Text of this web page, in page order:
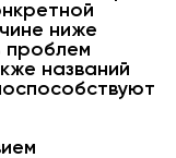
ниже
проблем
названий